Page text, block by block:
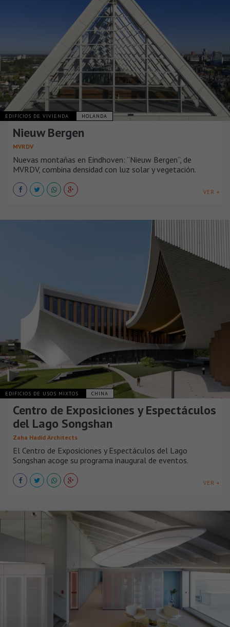
EDIFICIOS DE VIVIENDA HOLANDA
Nieuw Bergen
MVRDV
Nuevas montañas en Eindhoven: “Nieuw Bergen”, de
MVRDV, combina densidad con luz solar y vegetación.
VER +
EDIFICIOS DE USOS MIXTOS CHINA
Centro de Exposiciones y Espectáculos
del Lago Songshan
Zaha Hadid Architects
El Centro de Exposiciones y Espectáculos del Lago
Songshan acoge su programa inaugural de eventos.
VER +